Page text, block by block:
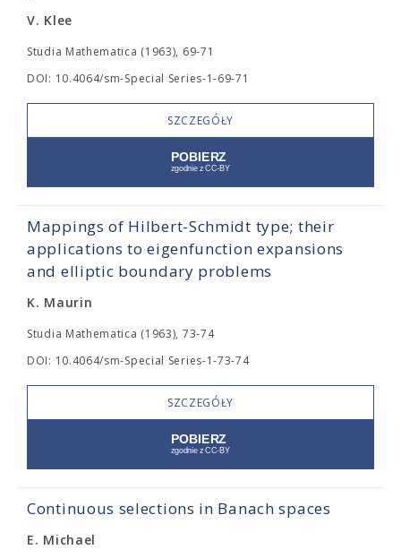
V. Klee
Studia Mathematica (1963), 69-71
DOI: 10.4064/sm-Special Series-1-69-71
SZCZEGÓŁY
Mappings of Hilbert-Schmidt type; their
applications to eigenfunction expansions
and elliptic boundary problems
K. Maurin
Studia Mathematica (1963), 73-74
DOI: 10.4064/sm-Special Series-1-73-74
SZCZEGÓŁY
Continuous selections in Banach spaces
E. Michael